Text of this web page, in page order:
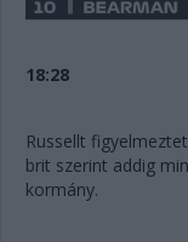
18:28
Russellt
brit szerint addig
kormány.